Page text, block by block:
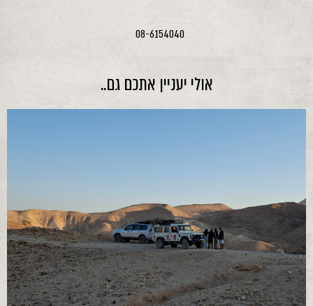
08-6154040
אולי יעניין אתכם גם..